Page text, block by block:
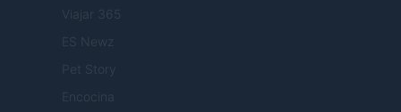
Viajar 365
ES Newz
Pet Story
Encocina